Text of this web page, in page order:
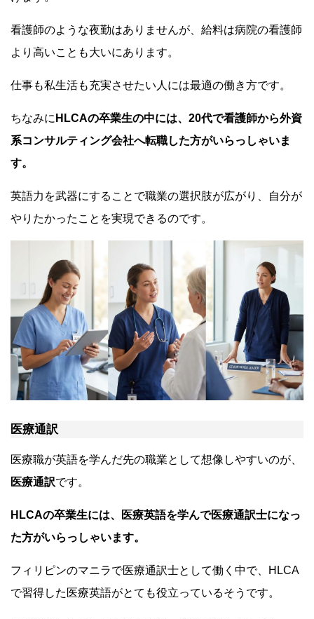
看護師のような夜勤はありませんが、給料は病院の看護師
より高いことも大いにあります。
仕事も私生活も充実させたい人には最適の働き方です。
ちなみに HLCAの卒業生の中には、20代で看護師から外資
系コンサルティング会社へ転職した方がいらっしゃいま
す。
英語力を武器にすることで職業の選択肢が広がり、自分が
やりたかったことを実現できるのです。
医療通訳
医療職が英語を学んだ先の職業として想像しやすいのが、
医療通訳です。
HLCAの卒業生には、医療英語を学んで医療通訳士になっ
た方がいらっしゃいます。
フィリピンのマニラで医療通訳士として働く中で、HLCA
で習得した医療英語がとても役立っているそうです。